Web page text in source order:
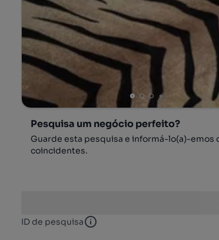
Pesquisa um negócio perfeito?
Guarde esta pesquisa e informá-lo(a)-emos
coincidentes.
ID de pesquisa ID de pesquisa